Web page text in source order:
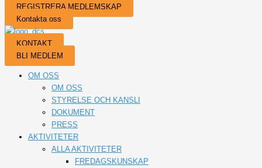
REGISTRERA MEDLEMSKAP
Kontakta oss
KONTAKT
BLI MEDLEM
OM OSS
OM OSS
STYRELSE OCH KANSLI
DOKUMENT
PRESS
AKTIVITETER
ALLA AKTIVITETER
FREDAGSKUNSKAP